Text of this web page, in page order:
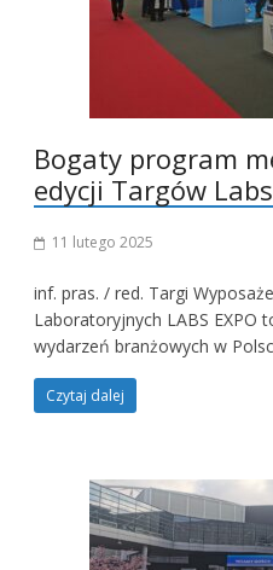
Bogaty program
edycji Targów
11 lutego 2025
inf. pras. / red. Targi
Laboratoryjnych LABS EXPO
wydarzeń branżowych w
Czytaj dalej